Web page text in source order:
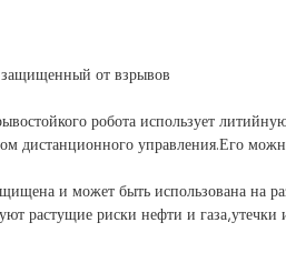
от взрывов
робота использует
дистанционного управления.Его
и может быть использована на
растущие риски нефти и